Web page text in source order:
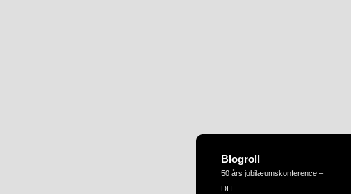
Blogroll
50 års jubilæumskonference –
DH